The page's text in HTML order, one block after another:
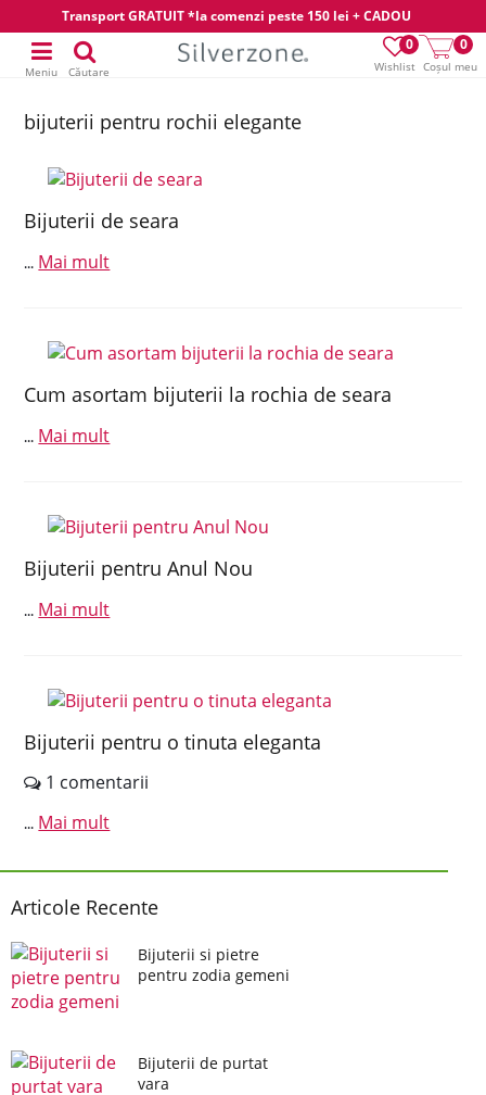
Transport GRATUIT *la comenzi peste 150 lei + CADOU
Wishlist
0
Coșul meu
0
Meniu Căutare
bijuterii pentru rochii elegante
Bijuterii de seara
... Mai mult
Cum asortam bijuterii la rochia de seara
... Mai mult
Bijuterii pentru Anul Nou
... Mai mult
Bijuterii pentru o tinuta eleganta
1 comentarii
... Mai mult
Articole Recente
Bijuterii si pietre
pentru zodia gemeni
Bijuterii de purtat
vara